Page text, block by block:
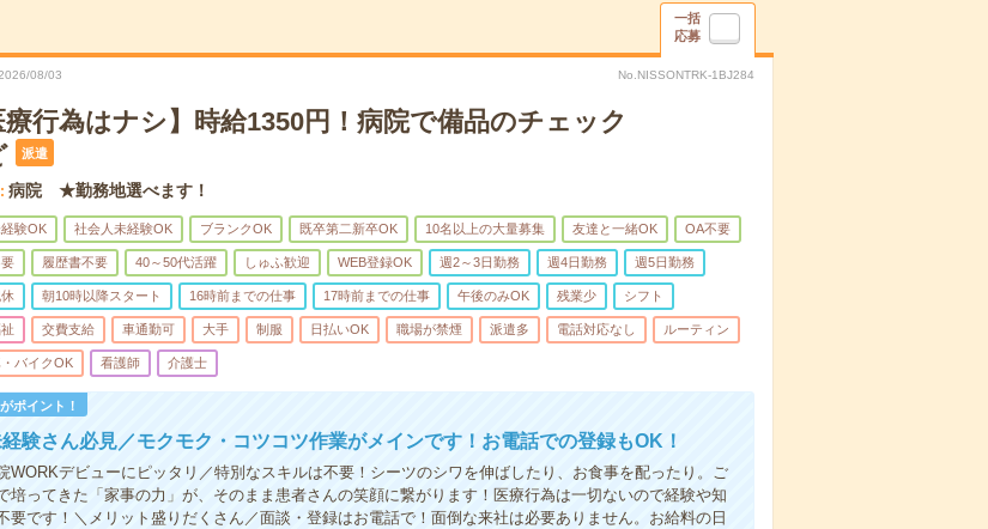
一括
応募
08/03 No.NISSONTRK-1BJ284
療行為はナシ】時給1350円！病院で備品のチェック
派遣
病院 ★勤務地選べます！
験OK 社会人未経験OK ブランクOK 既卒第二新卒OK 10名以上の大量募集 友達と一緒OK OA不要
履歴書不要 40～50代活躍 しゅふ歓迎 WEB登録OK 週2～3日勤務 週4日勤務 週5日勤務
朝10時以降スタート 16時前までの仕事 17時前までの仕事 午後のみOK 残業少 シフト
交費支給 車通勤可 大手 制服 日払いOK 職場が禁煙 派遣多 電話対応なし ルーティン
バイクOK 看護師 介護士
ポイント！
経験さん必見／モクモク・コツコツ作業がメインです！お電話での登録もOK！
WORKデビューにピッタリ／特別なスキルは不要！シーツのシワを伸ばしたり、お食事を配ったり。ご
培ってきた「家事の力」が、そのまま患者さんの笑顔に繋がります！医療行為は一切ないので経験や知
要です！＼メリット盛りだくさん／面談・登録はお電話で！面倒な来社は必要ありません。お給料の日